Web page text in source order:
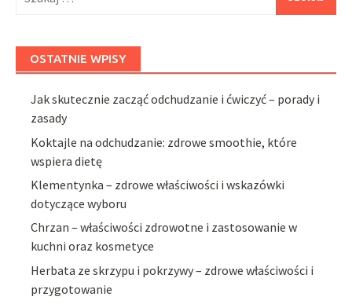
OSTATNIE WPISY
Jak skutecznie zacząć odchudzanie i ćwiczyć – porady i
zasady
Koktajle na odchudzanie: zdrowe smoothie, które
wspiera dietę
Klementynka – zdrowe właściwości i wskazówki
dotyczące wyboru
Chrzan – właściwości zdrowotne i zastosowanie w
kuchni oraz kosmetyce
Herbata ze skrzypu i pokrzywy – zdrowe właściwości i
przygotowanie